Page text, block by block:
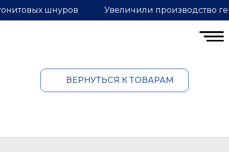
Увеличили производство
шнуров
ВЕРНУТЬСЯ К ТОВАРАМ